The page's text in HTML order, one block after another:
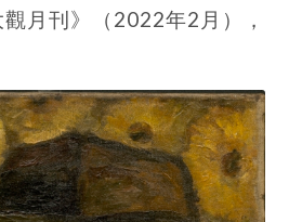
月刊》（2022年2月），